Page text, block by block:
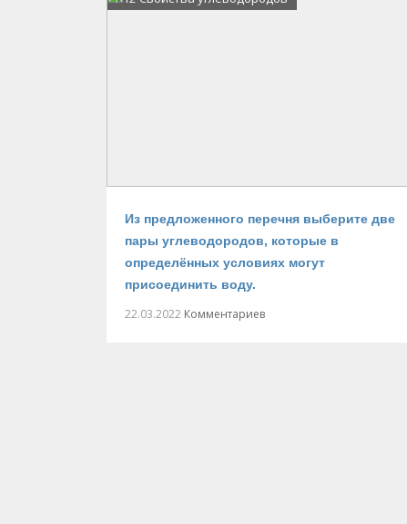
Из предложенного перечня выберите две
пары углеводородов, которые в
определённых условиях могут
присоединить воду.
22.03.2022 Комментариев